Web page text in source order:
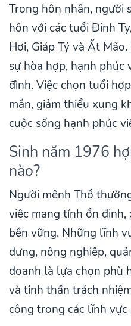
Trong hôn nhân, người
hôn với các tuổi Đinh
Hợi, Giáp Tý và Ất
sự hòa hợp, hạnh phúc
đình. Việc chọn tuổi
mắn, giảm thiểu xung
cuộc sống hạnh phúc
Sinh năm 1976
nào?
Người mệnh Thổ
việc mang tính ổn
bền vững. Những lĩnh
dựng, nông nghiệp,
doanh là lựa chọn phù
và tinh thần trách
công trong các lĩnh vực